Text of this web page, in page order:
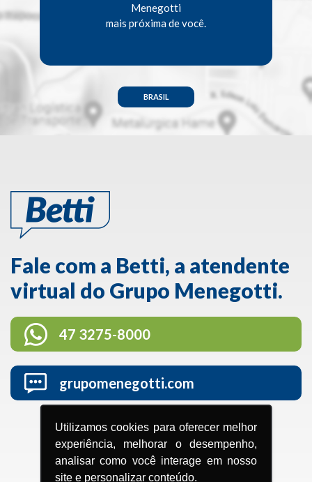
Utilizamos cookies para oferecer melhor
experiência, melhorar o desempenho,
analisar como você interage em nosso
site e personalizar conteúdo.
Menegotti
mais próxima de você.
BRASIL
Fale com a Betti, a atendente
virtual do Grupo Menegotti.
47 3275-8000
grupomenegotti.com